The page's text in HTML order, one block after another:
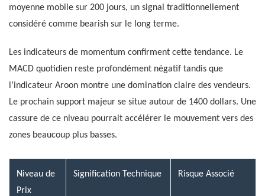
moyenne mobile sur 200 jours, un signal traditionnellement
considéré comme bearish sur le long terme.
Les indicateurs de momentum confirment cette tendance. Le
MACD quotidien reste profondément négatif tandis que
l’indicateur Aroon montre une domination claire des vendeurs.
Le prochain support majeur se situe autour de 1400 dollars. Une
cassure de ce niveau pourrait accélérer le mouvement vers des
zones beaucoup plus basses.
Niveau de
Prix
Signification Technique Risque Associé